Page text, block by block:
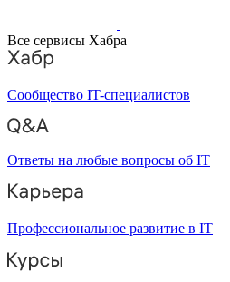
Все сервисы Хабра
Сообщество IT-специалистов
Ответы на любые вопросы об IT
Профессиональное развитие в IT